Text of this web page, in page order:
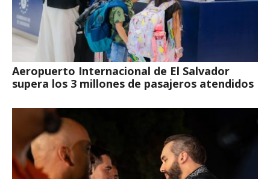
Aeropuerto Internacional de El Salvador
supera los 3 millones de pasajeros atendidos